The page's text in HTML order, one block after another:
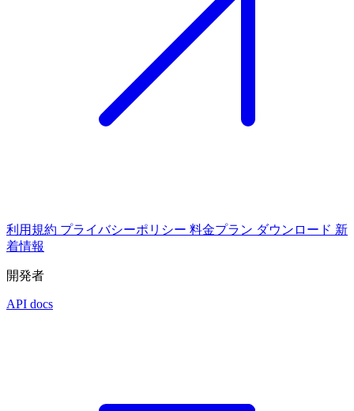
利用規約 プライバシーポリシー 料金プラン ダウンロード 新
着情報
開発者
API docs